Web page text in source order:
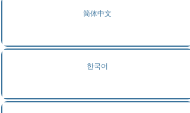
简体中文
한국어